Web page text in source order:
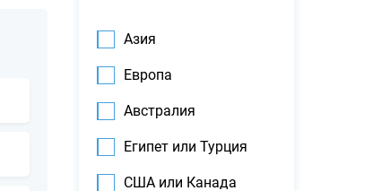
Азия
Европа
Австралия
Египет или Турция
США или Канада